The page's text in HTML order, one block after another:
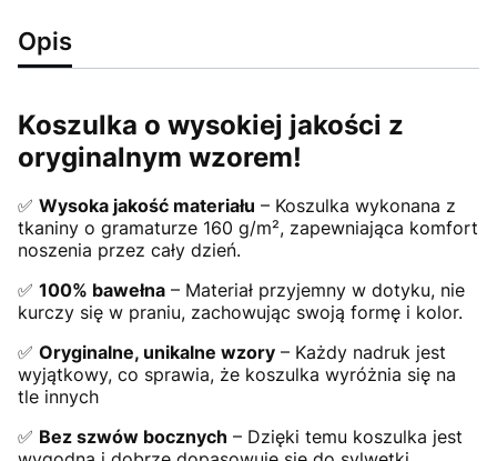
Opis
Koszulka o wysokiej jakości z
oryginalnym wzorem!
✅ Wysoka jakość materiału – Koszulka wykonana z
tkaniny o gramaturze 160 g/m², zapewniająca komfort
noszenia przez cały dzień.
✅ 100% bawełna – Materiał przyjemny w dotyku, nie
kurczy się w praniu, zachowując swoją formę i kolor.
✅ Oryginalne, unikalne wzory – Każdy nadruk jest
wyjątkowy, co sprawia, że koszulka wyróżnia się na
tle innych
✅ Bez szwów bocznych – Dzięki temu koszulka jest